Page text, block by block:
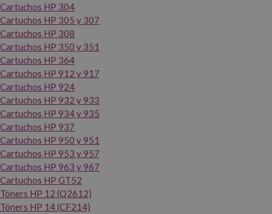
Cartuchos HP 304
Cartuchos HP 305 y 307
Cartuchos HP 308
Cartuchos HP 350 y 351
Cartuchos HP 364
Cartuchos HP 912 y 917
Cartuchos HP 924
Cartuchos HP 932 y 933
Cartuchos HP 934 y 935
Cartuchos HP 937
Cartuchos HP 950 y 951
Cartuchos HP 953 y 957
Cartuchos HP 963 y 967
Cartuchos HP GT52
Tóners HP 12 (Q2612)
Tóners HP 14 (CF214)